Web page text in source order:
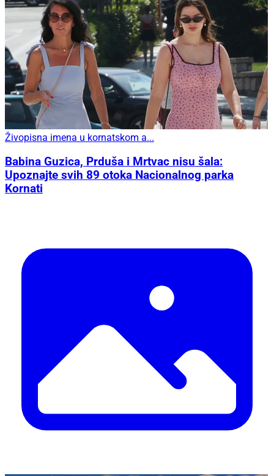
Živopisna imena u kornatskom a...
Babina Guzica, Prduša i Mrtvac nisu šala:
Upoznajte svih 89 otoka Nacionalnog parka
Kornati